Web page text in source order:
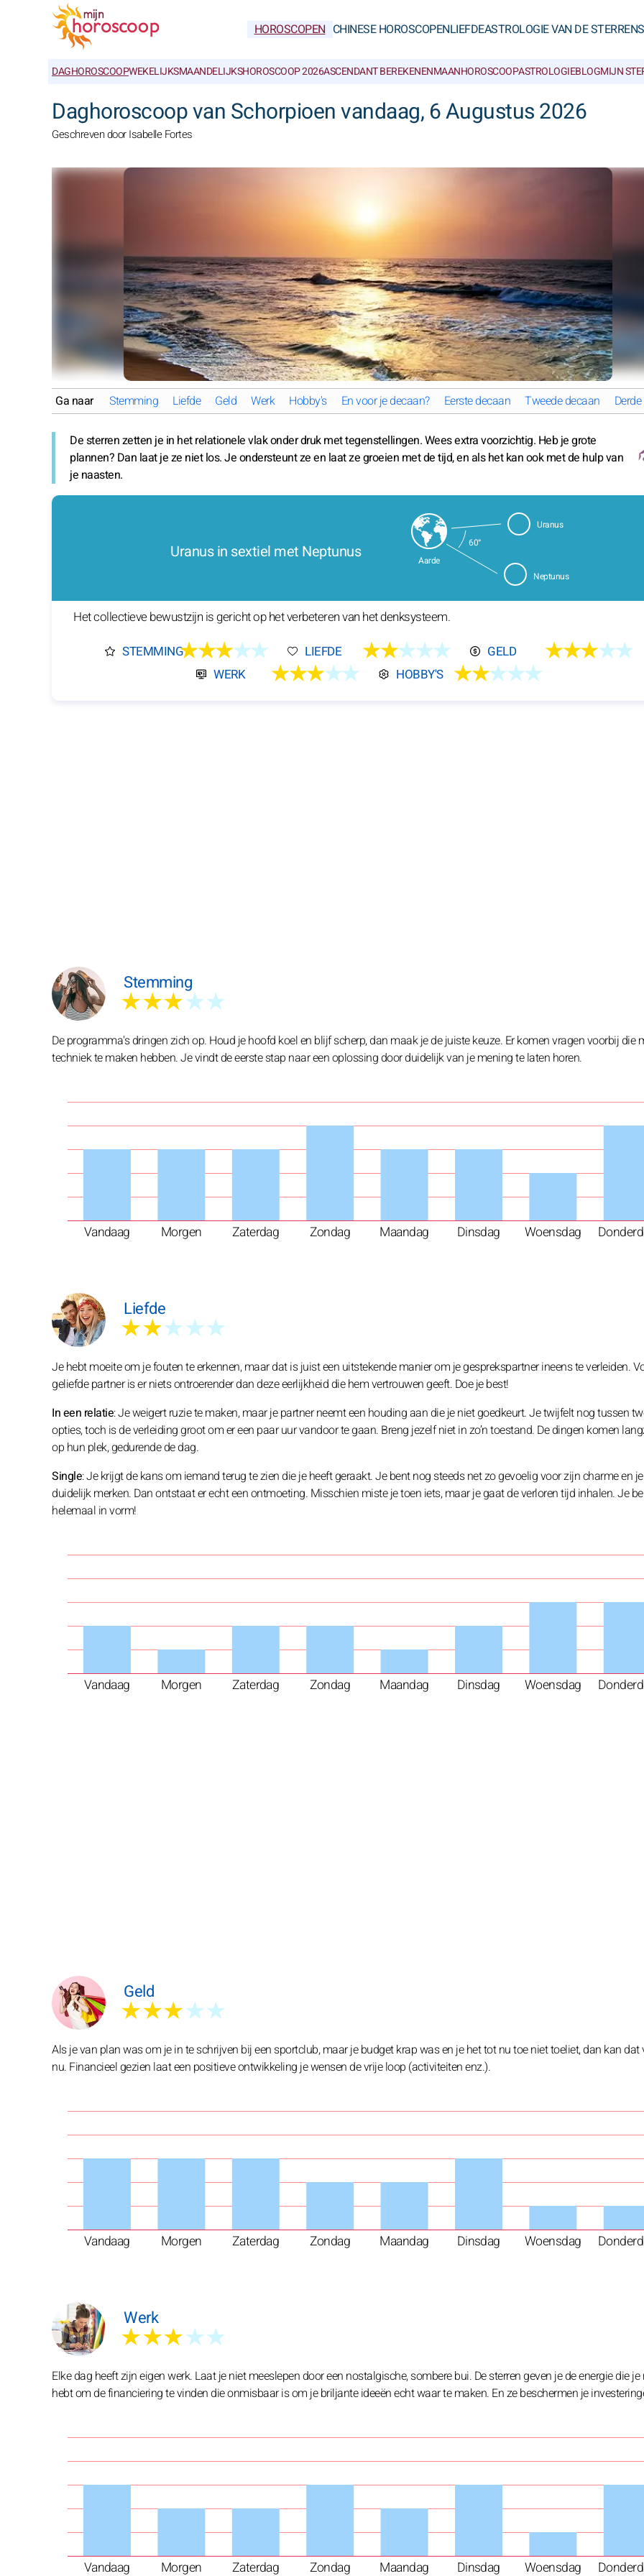
HOROSCOPEN CHINESE HOROSCOPENLIEFDEASTROLOGIE VAN DE STERREN
DAGHOROSCOOPWEKELIJKSMAANDELIJKSHOROSCOOP 2026ASCENDANT BEREKENENMAANHOROSCOOPASTROLOGIEBLOGMIJN
Daghoroscoop van Schorpioen vandaag, 6 Augustus 2026
Geschreven door Isabelle Fortes
Ga naar Stemming Liefde Geld Werk Hobby's En voor je decaan? Eerste decaan Tweede decaan
De sterren zetten je in het relationele vlak onder druk met tegenstellingen. Wees extra voorzichtig. Heb je grote
plannen? Dan laat je ze niet los. Je ondersteunt ze en laat ze groeien met de tijd, en als het kan ook met de hulp van
je naasten.
Uranus in sextiel met Neptunus Aarde
Uranus
Neptunus
60°
Het collectieve bewustzijn is gericht op het verbeteren van het denksysteem.
STEMMING★★★★★ LIEFDE ★★★★★ GELD ★★★★★
WERK ★★★★★ HOBBY'S ★★★★★
Stemming
★★★★★
Vandaag Morgen Zaterdag Zondag Maandag Dinsdag Woensdag
De programma's dringen zich op. Houd je hoofd koel en blijf scherp, dan maak je de juiste keuze. Er komen vragen voorbij die
techniek te maken hebben. Je vindt de eerste stap naar een oplossing door duidelijk van je mening te laten horen.
Liefde
★★★★★
Vandaag Morgen Zaterdag Zondag Maandag Dinsdag Woensdag
Je hebt moeite om je fouten te erkennen, maar dat is juist een uitstekende manier om je gesprekspartner ineens te verleiden.
geliefde partner is er niets ontroerender dan deze eerlijkheid die hem vertrouwen geeft. Doe je best!
In een relatie: Je weigert ruzie te maken, maar je partner neemt een houding aan die je niet goedkeurt. Je twijfelt nog tussen
opties, toch is de verleiding groot om er een paar uur vandoor te gaan. Breng jezelf niet in zo’n toestand. De dingen komen
op hun plek, gedurende de dag.
Single: Je krijgt de kans om iemand terug te zien die je heeft geraakt. Je bent nog steeds net zo gevoelig voor zijn charme en
duidelijk merken. Dan ontstaat er echt een ontmoeting. Misschien miste je toen iets, maar je gaat de verloren tijd inhalen. Je
helemaal in vorm!
Geld
★★★★★
Vandaag Morgen Zaterdag Zondag Maandag Dinsdag Woensdag
Als je van plan was om je in te schrijven bij een sportclub, maar je budget krap was en je het tot nu toe niet toeliet, dan kan dat
nu. Financieel gezien laat een positieve ontwikkeling je wensen de vrije loop (activiteiten enz.).
Werk
★★★★★
Vandaag Morgen Zaterdag Zondag Maandag Dinsdag Woensdag
Elke dag heeft zijn eigen werk. Laat je niet meeslepen door een nostalgische, sombere bui. De sterren geven je de energie die
hebt om de financiering te vinden die onmisbaar is om je briljante ideeën echt waar te maken. En ze beschermen je